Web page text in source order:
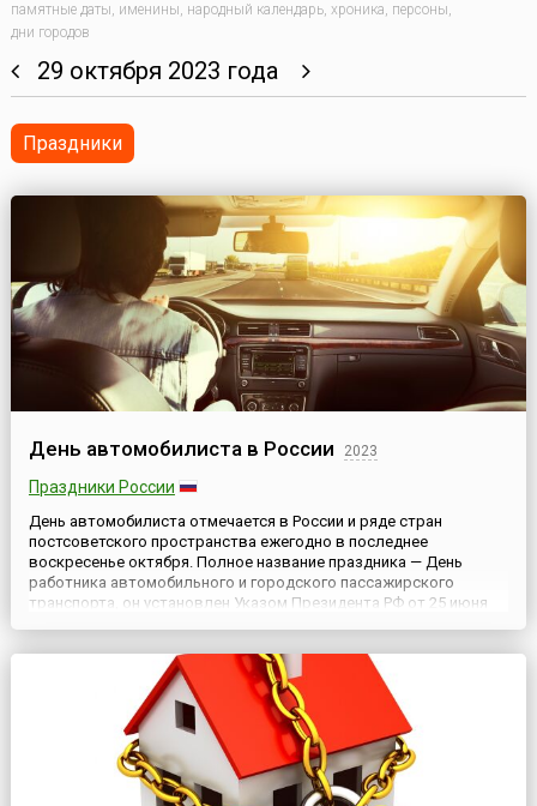
памятные даты, именины, народный календарь, хроника, персоны,
дни городов
29 октября 2023 года
Праздники
День автомобилиста в России 2023
Праздники России
День автомобилиста отмечается в России и ряде стран
постсоветского пространства ежегодно в последнее
воскресенье октября. Полное название праздника — День
работника автомобильного и городского пассажирского
транспорта, он установлен Указом Президента РФ от 25 июня
работников автомобильного транспо...